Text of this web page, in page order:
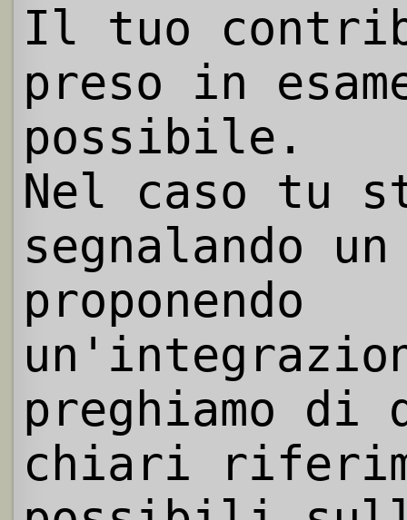
Il tuo
preso in
possibile.
Nel caso tu
segnalando
proponendo
preghiamo
chiari